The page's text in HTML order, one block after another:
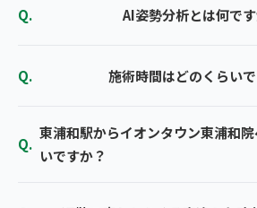
AI姿勢分析とは何で
施術時間はどのくらい
東浦和駅からイオンタウン東浦和
いですか？